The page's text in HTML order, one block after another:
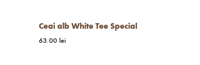
Ceai alb White Tee Special
63.00 lei